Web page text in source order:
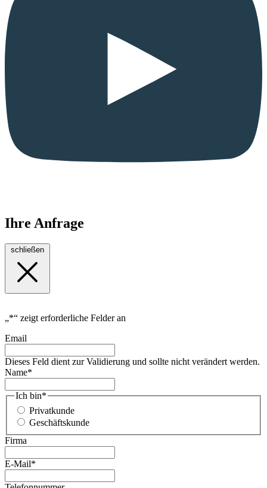
Ihre Anfrage
„*“ zeigt erforderliche Felder an
Email
Dieses Feld dient zur Validierung und sollte nicht verändert werden.
Name*
Ich bin*
Privatkunde
Geschäftskunde
Firma
E-Mail*